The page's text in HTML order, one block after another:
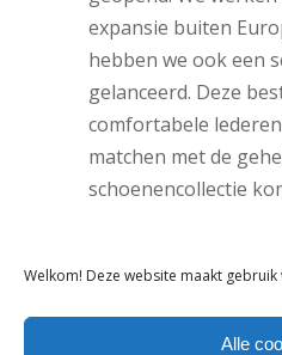
Welkom! Deze website maakt gebruik
Alle
expansie buiten
hebben we ook een
gelanceerd. Deze
comfortabele
matchen met de
schoenencollectie
Op welke beurzen